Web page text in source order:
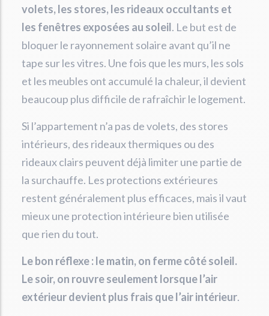
volets, les stores, les rideaux occultants et
les fenêtres exposées au soleil. Le but est de
bloquer le rayonnement solaire avant qu’il ne
tape sur les vitres. Une fois que les murs, les sols
et les meubles ont accumulé la chaleur, il devient
beaucoup plus difficile de rafraîchir le logement.
Si l’appartement n’a pas de volets, des stores
intérieurs, des rideaux thermiques ou des
rideaux clairs peuvent déjà limiter une partie de
la surchauffe. Les protections extérieures
restent généralement plus efficaces, mais il vaut
mieux une protection intérieure bien utilisée
que rien du tout.
Le bon réflexe : le matin, on ferme côté soleil.
Le soir, on rouvre seulement lorsque l’air
extérieur devient plus frais que l’air intérieur.